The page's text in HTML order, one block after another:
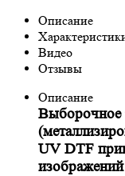
Описание
Видео
Отзывы
Описание
Выборочное
UV DTF